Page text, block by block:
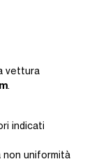
vettura
.
indicati
non uniformità